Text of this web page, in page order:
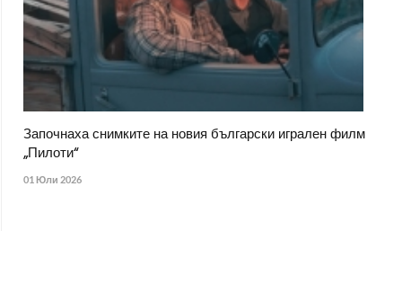
Започнаха снимките на новия български игрален филм
„Пилоти“
01 Юли 2026